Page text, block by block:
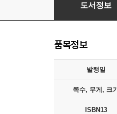
도서정보
품목정보
발행일
쪽수, 무게, 크기
ISBN13